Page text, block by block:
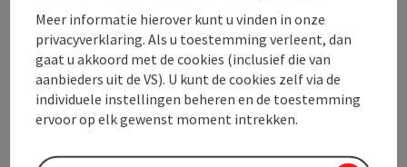
powered byTOURDATA
Meer informatie hierover kunt u vinden in onze
privacyverklaring. Als u toestemming verleent, dan
gaat u akkoord met de cookies (inclusief die van
aanbieders uit de VS). U kunt de cookies zelf via de
individuele instellingen beheren en de toestemming
ervoor op elk gewenst moment intrekken.